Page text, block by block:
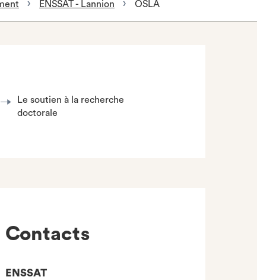
ENSSAT - Lannion OSLA
Le soutien à la recherche
doctorale
Contacts
ENSSAT